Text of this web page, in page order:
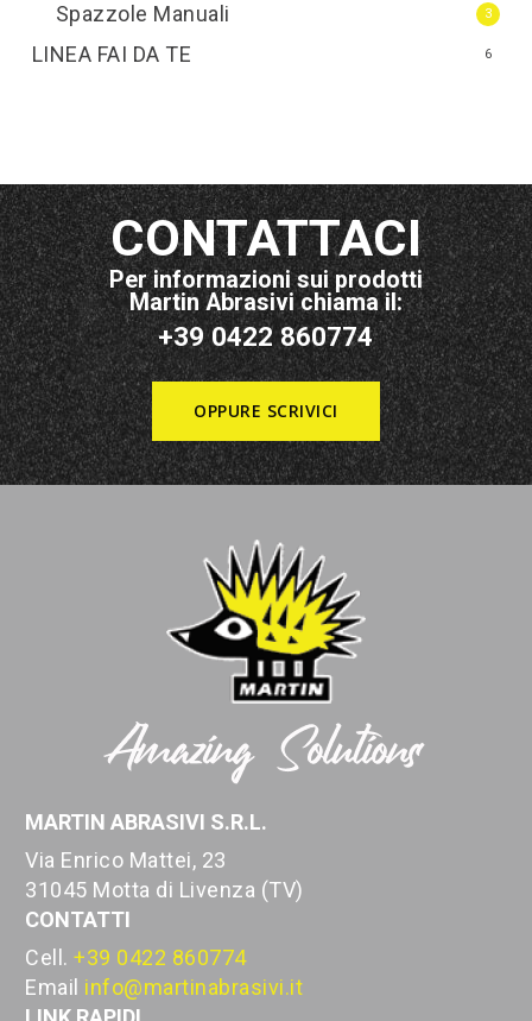
LINEA FAI DA TE 6
Spazzole Manuali 3
CONTATTACI
Per informazioni sui prodotti
Martin Abrasivi chiama il:
+39 0422 860774
OPPURE SCRIVICI
MARTIN ABRASIVI S.R.L.
Via Enrico Mattei, 23
31045 Motta di Livenza (TV)
CONTATTI
Cell.+39 0422 860774
Email info@martinabrasivi.it